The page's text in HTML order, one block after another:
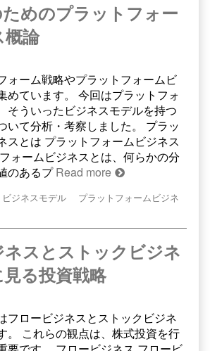
めのプラットフォー
論
ォーム戦略やプラットフォームビ
めています。 今回はプラットフォ
そういったビジネスモデルを持つ
いて分析・考察しました。 プラッ
スとは プラットフォームビジネス
ォームビジネスとは、何らかの分
のあるプRead more
ビジネスモデル
プラットフォームビジネ
スとストックビジネ
る投資戦略
フロービジネスとストックビジネ
。 これらの観点は、株式投資を行